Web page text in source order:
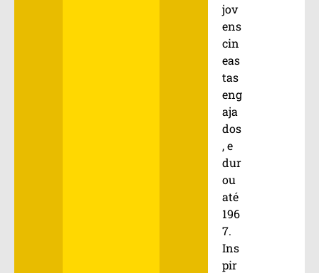
jov
ens
cin
eas
tas
eng
aja
dos
, e
dur
ou
até
196
7.
Ins
pir